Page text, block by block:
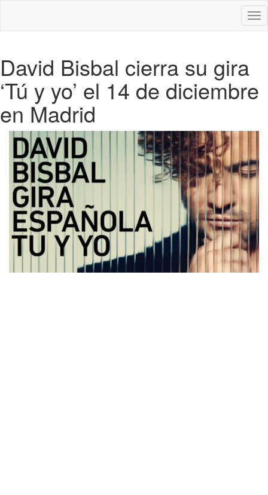
David Bisbal cierra su gira
‘Tú y yo’ el 14 de diciembre
en Madrid